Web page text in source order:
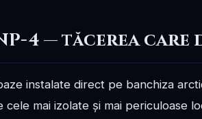
4 — tăcerea care
instalate direct pe banchiza
mai izolate și mai periculoase